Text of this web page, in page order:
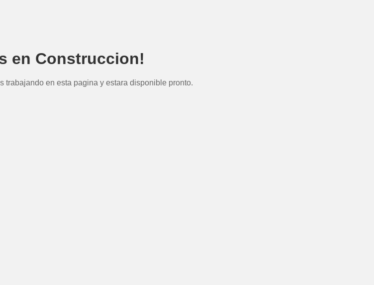
en Construccion!
trabajando en esta pagina y estara disponible pronto.